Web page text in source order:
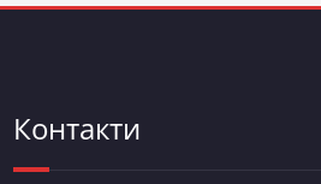
Контакти